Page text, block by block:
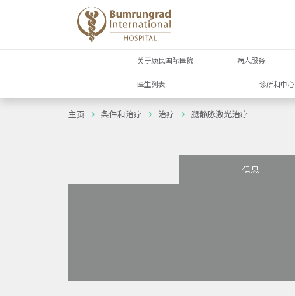
关于康民国际医院 病人服务
医生列表 诊所和中心
主页 条件和治疗 治疗 腿静脉激光治疗
信息